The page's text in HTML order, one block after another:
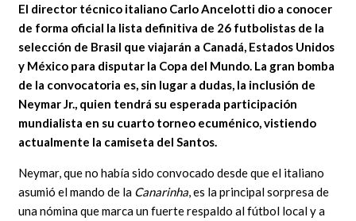
El director técnico italiano Carlo Ancelotti dio a conocer
de forma oficial la lista definitiva de 26 futbolistas de la
selección de Brasil que viajarán a Canadá, Estados Unidos
y México para disputar la Copa del Mundo. La gran bomba
de la convocatoria es, sin lugar a dudas, la inclusión de
Neymar Jr., quien tendrá su esperada participación
mundialista en su cuarto torneo ecuménico, vistiendo
actualmente la camiseta del Santos.
Neymar, que no había sido convocado desde que el italiano
asumió el mando de la Canarinha, es la principal sorpresa de
una nómina que marca un fuerte respaldo al fútbol local y a